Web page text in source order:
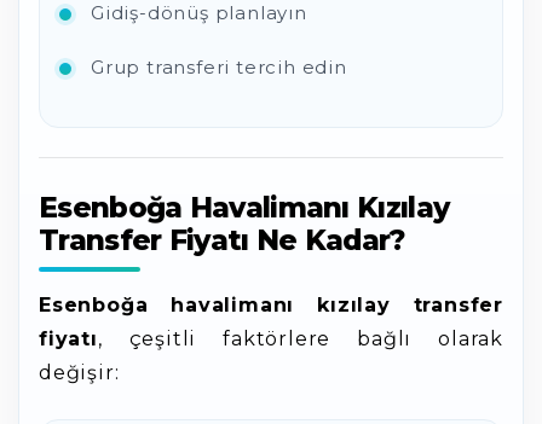
Gidiş-dönüş planlayın
Grup transferi tercih edin
Esenboğa Havalimanı Kızılay
Transfer Fiyatı Ne Kadar?
Esenboğa havalimanı kızılay transfer
fiyatı, çeşitli faktörlere bağlı olarak
değişir: